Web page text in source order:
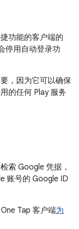
功能的客户端的
停用自动登录功
，因为它可以确保
的任何 Play 服务
索 Google 凭据，
账号的 Google ID
Tap 客户端为